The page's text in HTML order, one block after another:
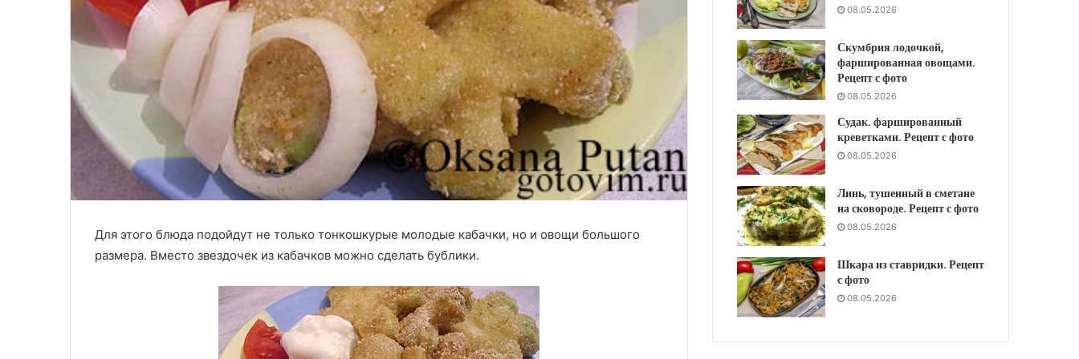
Для этого блюда подойдут не только тонкошкурые молодые кабачки, но и овощи большого
размера. Вместо звездочек из кабачков можно сделать бублики.
08.05.2026
Скумбрия лодочкой,
фаршированная овощами.
Рецепт с фото
08.05.2026
Судак. фаршированный
креветками. Рецепт с фото
08.05.2026
Линь, тушенный в сметане
на сковороде. Рецепт с фото
08.05.2026
Шкара из ставридки. Рецепт
с фото
08.05.2026